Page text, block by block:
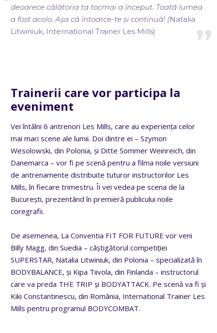
deoarece călătoria ta tocmai a început. Toată lumea
a fost acolo. Așa că întoarce-te și continuă! (Natalia
Litwiniuk, International Trainer Les Mills)
Trainerii care vor participa la
eveniment
Vei întâlni6 antrenori Les Mills, care au experiența celor
mai mari scene ale lumii. Doi dintre ei – Szymon
Wesolowski, din Polonia, și Ditte Sommer Weinreich, din
Danemarca – vor fi pe scenă pentru a filma noile versiuni
de antrenamente distribuite tuturor instructorilor Les
Mills, în fiecare trimestru. Îi vei vedea pe scena de la
București, prezentând în premieră publicului noile
coregrafii.
De asemenea, La Conventia FIT FOR FUTURE vor veni
Billy Magg, din Suedia – câștigătorul competiției
SUPERSTAR, Natalia Litwiniuk, din Polonia – specializată în
BODYBALANCE, și Kipa Tiivola, din Finlanda – instructorul
care va preda THE TRIP și BODYATTACK. Pe scenă va fi și
Kiki Constantinescu, din România, International Trainer Les
Mills pentru programul BODYCOMBAT.